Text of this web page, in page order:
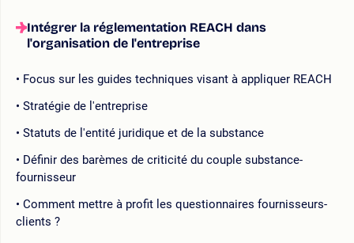
Intégrer la réglementation REACH dans
l'organisation de l'entreprise
Focus sur les guides techniques visant à appliquer REACH
Stratégie de l'entreprise
Statuts de l'entité juridique et de la substance
Définir des barèmes de criticité du couple substance-
fournisseur
Comment mettre à profit les questionnaires fournisseurs-
clients ?